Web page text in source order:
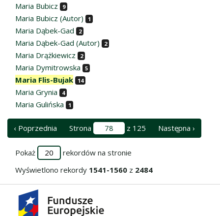
Maria Bubicz 9
Maria Bubicz (Autor) 1
Maria Dąbek-Gad 2
Maria Dąbek-Gad (Autor) 2
Maria Drążkiewicz 2
Maria Dymitrowska 5
Maria Flis-Bujak 14
Maria Grynia 4
Maria Gulińska 1
‹ Poprzednia Strona z 125 Następna ›
Pokaż
rekordów na stronie
Wyświetlono rekordy 1541-1560 z 2484